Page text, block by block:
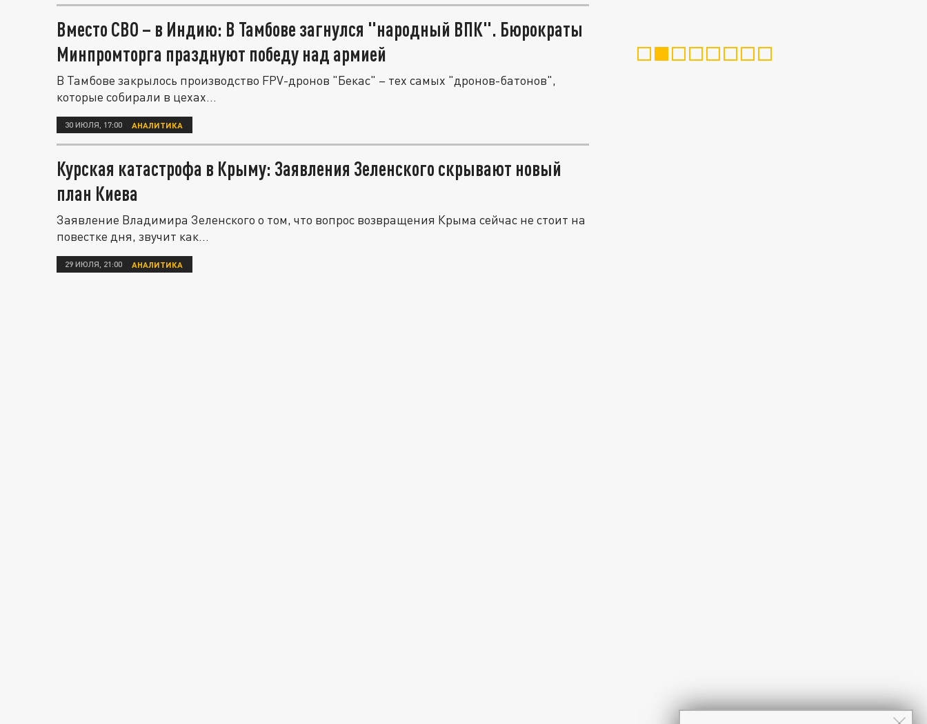
Вместо СВО – в Индию: В Тамбове загнулся "народный ВПК". Бюрократы
Минпромторга празднуют победу над армией
В Тамбове закрылось производство FPV-дронов "Бекас" – тех самых "дронов-батонов",
которые собирали в цехах...
30 ИЮЛЯ, 17:00 АНАЛИТИКА
Курская катастрофа в Крыму: Заявления Зеленского скрывают новый
план Киева
Заявление Владимира Зеленского о том, что вопрос возвращения Крыма сейчас не стоит на
повестке дня, звучит как...
29 ИЮЛЯ, 21:00 АНАЛИТИКА